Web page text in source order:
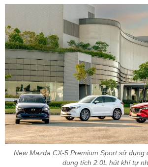
New Mazda CX-5 Premium Sport sử dụng
dung tích 2.0L hút khí tự